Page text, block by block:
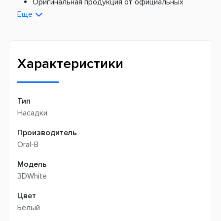
Новая почта -
поставщиков
Еще
Характеристики
Тип
Насадки
Производитель
Oral-B
Модель
3DWhite
Цвет
Белый